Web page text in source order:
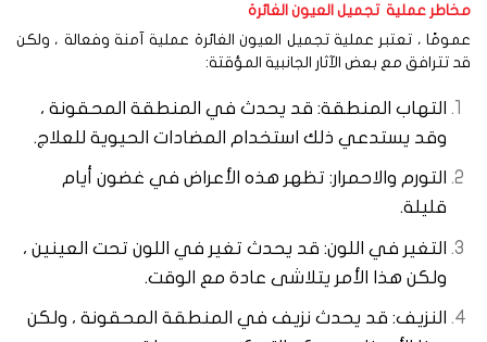
عملية تجميل العيون الغائرة
، تعتبر عملية تجميل العيون الغائرة عملية آمنة وفعالة ، ولكن
تترافق مع بعض الآثار الجانبية المؤقتة:
التهاب المنطقة: قد يحدث في المنطقة المحقونة ،
وقد يستدعي ذلك استخدام المضادات الحيوية للعلاج.
التورم والاحمرار: تظهر هذه الأعراض في غضون أيام
قليلة.
التغير في اللون: قد يحدث تغير في اللون تحت العينين ،
ولكن هذا الأمر يتلاشى عادة مع الوقت.
النزيف: قد يحدث نزيف في المنطقة المحقونة ، ولكن